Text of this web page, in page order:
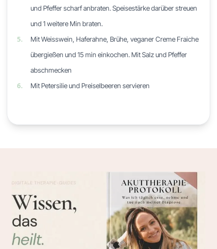
und Pfeffer scharf anbraten. Speisestärke darüber streuen
und 1 weitere Min braten.
5.
Mit Weisswein, Haferahne, Brühe, veganer Creme Fraiche
übergießen und 15 min einkochen. Mit Salz und Pfeffer
abschmecken
6. Mit Petersilie und Preiselbeeren servieren